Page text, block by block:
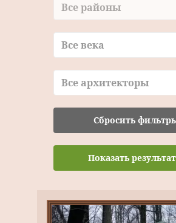
Все районы
Все века
Все архитекторы
Сбросить
Показать